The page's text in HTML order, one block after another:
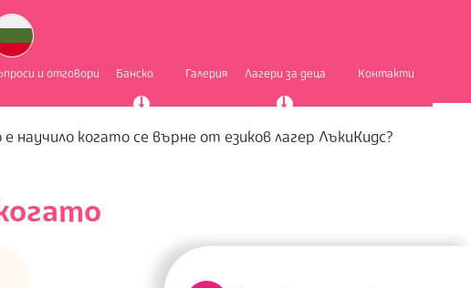
и отговори Банско Галерия Лагери за деца Контакти
научило когато се върне от езиков лагер ЛъкиКидс?